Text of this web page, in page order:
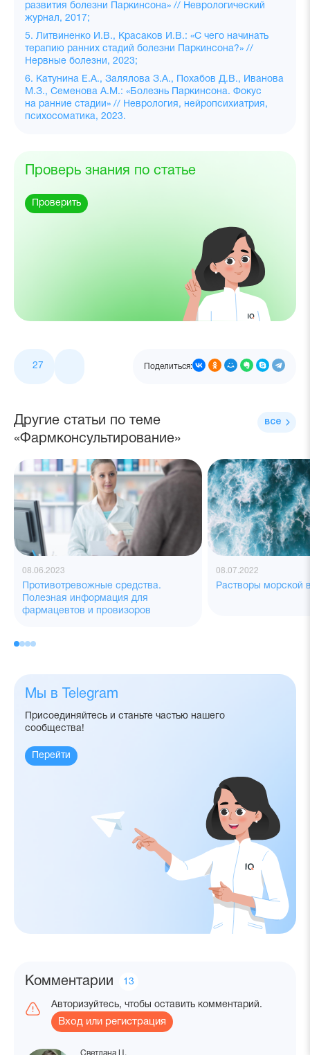
развития болезни Паркинсона» // Неврологический
журнал, 2017;
5. Литвиненко И.В., Красаков И.В.: «С чего начинать
терапию ранних стадий болезни Паркинсона?» //
Нервные болезни, 2023;
6. Катунина Е.А., Залялова З.А., Похабов Д.В., Иванова
М.З., Семенова А.М.: «Болезнь Паркинсона. Фокус
на ранние стадии» // Неврология, нейропсихиатрия,
психосоматика, 2023.
Проверь знания по статье
Проверить
27 Поделиться:
Другие статьи по теме
«Фармконсультирование»
все
08.06.2023
Противотревожные средства.
Полезная информация для
фармацевтов и провизоров
08.07.2022
Растворы морской
Мы в Telegram
Присоединяйтесь и станьте частью нашего
сообщества!
Перейти
Комментарии
Количество
13
Авторизуйтесь, чтобы оставить комментарий.
Вход или регистрация
Светлана Ц.